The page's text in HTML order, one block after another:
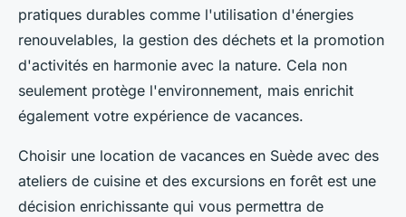
pratiques durables comme l'utilisation d'énergies
renouvelables, la gestion des déchets et la promotion
d'activités en harmonie avec la nature. Cela non
seulement protège l'environnement, mais enrichit
également votre expérience de vacances.
Choisir une location de vacances en Suède avec des
ateliers de cuisine et des excursions en forêt est une
décision enrichissante qui vous permettra de